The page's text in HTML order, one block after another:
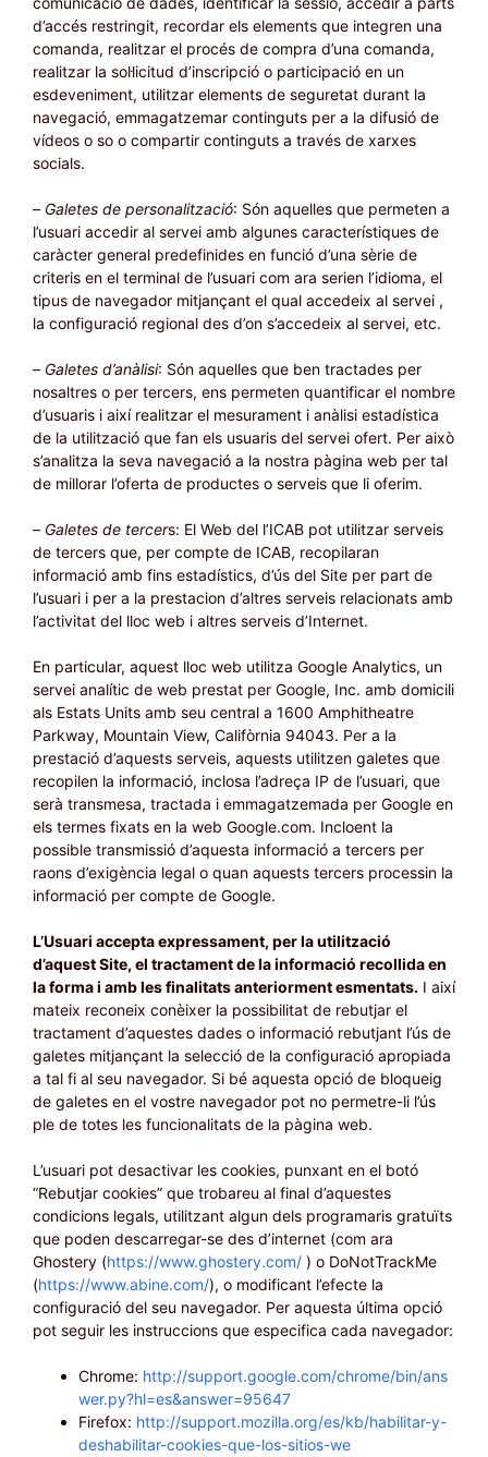
d’accés restringit, recordar els elements que integren una
comanda, realitzar el procés de compra d’una comanda,
realitzar la sol·licitud d’inscripció o participació en un
esdeveniment, utilitzar elements de seguretat durant la
navegació, emmagatzemar continguts per a la difusió de
vídeos o so o compartir continguts a través de xarxes
socials.
– Galetes de personalització: Són aquelles que permeten a
l’usuari accedir al servei amb algunes característiques de
caràcter general predefinides en funció d’una sèrie de
criteris en el terminal de l’usuari com ara serien l’idioma, el
tipus de navegador mitjançant el qual accedeix al servei ,
la configuració regional des d’on s’accedeix al servei, etc.
– Galetes d’anàlisi: Són aquelles que ben tractades per
nosaltres o per tercers, ens permeten quantificar el nombre
d’usuaris i així realitzar el mesurament i anàlisi estadística
de la utilització que fan els usuaris del servei ofert. Per això
s’analitza la seva navegació a la nostra pàgina web per tal
de millorar l’oferta de productes o serveis que li oferim.
– Galetes de tercers: El Web del l’ICAB pot utilitzar serveis
de tercers que, per compte de ICAB, recopilaran
informació amb fins estadístics, d’ús del Site per part de
l’usuari i per a la prestacion d’altres serveis relacionats amb
l’activitat del lloc web i altres serveis d’Internet.
En particular, aquest lloc web utilitza Google Analytics, un
servei analític de web prestat per Google, Inc. amb domicili
als Estats Units amb seu central a 1600 Amphitheatre
Parkway, Mountain View, Califòrnia 94043. Per a la
prestació d’aquests serveis, aquests utilitzen galetes que
recopilen la informació, inclosa l’adreça IP de l’usuari, que
serà transmesa, tractada i emmagatzemada per Google en
els termes fixats en la web Google.com. Incloent la
possible transmissió d’aquesta informació a tercers per
raons d’exigència legal o quan aquests tercers processin la
informació per compte de Google.
L’Usuari accepta expressament, per la utilització
d’aquest Site, el tractament de la informació recollida en
la forma i amb les finalitats anteriorment esmentats. I així
mateix reconeix conèixer la possibilitat de rebutjar el
tractament d’aquestes dades o informació rebutjant l’ús de
galetes mitjançant la selecció de la configuració apropiada
a tal fi al seu navegador. Si bé aquesta opció de bloqueig
de galetes en el vostre navegador pot no permetre-li l’ús
ple de totes les funcionalitats de la pàgina web.
L’usuari pot desactivar les cookies, punxant en el botó
“Rebutjar cookies” que trobareu al final d’aquestes
condicions legals, utilitzant algun dels programaris gratuïts
que poden descarregar-se des d’internet (com ara
Ghostery (https://www.ghostery.com/ ) o DoNotTrackMe
(https://www.abine.com/), o modificant l’efecte la
configuració del seu navegador. Per aquesta última opció
pot seguir les instruccions que especifica cada navegador:
Chrome: http://support.google.com/chrome/bin/ans
wer.py?hl=es&answer=95647
Firefox: http://support.mozilla.org/es/kb/habilitar-y-
deshabilitar-cookies-que-los-sitios-we